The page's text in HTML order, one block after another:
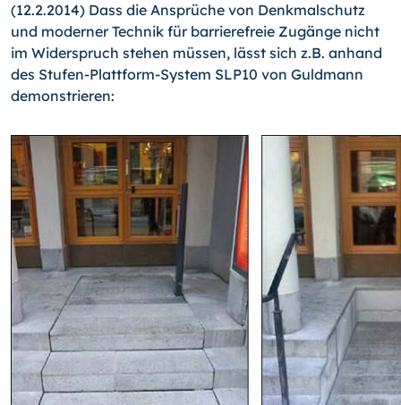
(12.2.2014) Dass die Ansprüche von Denkmalschutz
und moderner Technik für barrie­refreie Zugänge nicht
im Widerspruch stehen müssen, lässt sich z.B. anhand
des Stu­fen-Plattform-System SLP10 von Guldmann
demonstrieren: